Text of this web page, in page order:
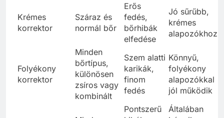
Krémes
korrektor
Száraz és
normál bőr
Erős
fedés,
bőrhibák
elfedése
Jó sűrűbb,
krémes
alapozókhoz
Folyékony
korrektor
Minden
bőrtípus,
különösen
zsíros vagy
kombinált
Szem alatti
karikák,
finom
fedés
Könnyű,
folyékony
alapozókkal
jól működik
Pontszerű
Általában